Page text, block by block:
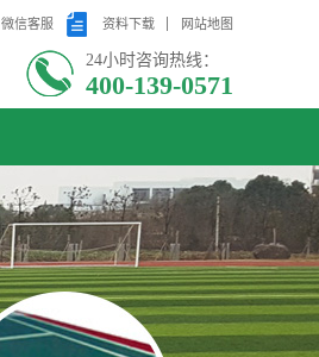
微信客服 资料下载 网站地图
24小时咨询热线：
400-139-0571